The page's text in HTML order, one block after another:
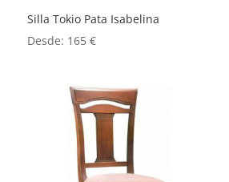
Silla Tokio Pata Isabelina
Desde: 165€